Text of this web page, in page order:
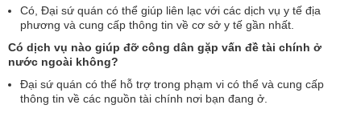
Có, Đại sứ quán có thể giúp liên lạc với các dịch vụ y tế địa
phương và cung cấp thông tin về cơ sở y tế gần nhất.
Có dịch vụ nào giúp đỡ công dân gặp vấn đề tài chính ở
nước ngoài không?
Đại sứ quán có thể hỗ trợ trong phạm vi có thể và cung cấp
thông tin về các nguồn tài chính nơi bạn đang ở.